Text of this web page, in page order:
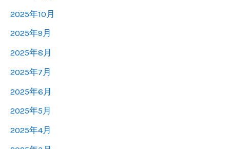
2025年10月
2025年9月
2025年8月
2025年7月
2025年6月
2025年5月
2025年4月